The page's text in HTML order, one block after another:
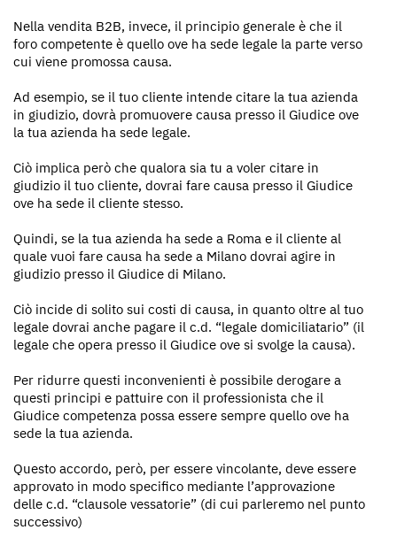
Nella vendita B2B, invece, il principio generale è che il
foro competente è quello ove ha sede legale la parte verso
cui viene promossa causa.
Ad esempio, se il tuo cliente intende citare la tua azienda
in giudizio, dovrà promuovere causa presso il Giudice ove
la tua azienda ha sede legale.
Ciò implica però che qualora sia tu a voler citare in
giudizio il tuo cliente, dovrai fare causa presso il Giudice
ove ha sede il cliente stesso.
Quindi, se la tua azienda ha sede a Roma e il cliente al
quale vuoi fare causa ha sede a Milano dovrai agire in
giudizio presso il Giudice di Milano.
Ciò incide di solito sui costi di causa, in quanto oltre al tuo
legale dovrai anche pagare il c.d. “legale domiciliatario” (il
legale che opera presso il Giudice ove si svolge la causa).
Per ridurre questi inconvenienti è possibile derogare a
questi principi e pattuire con il professionista che il
Giudice competenza possa essere sempre quello ove ha
sede la tua azienda.
Questo accordo, però, per essere vincolante, deve essere
approvato in modo specifico mediante l’approvazione
delle c.d. “clausole vessatorie” (di cui parleremo nel punto
successivo)